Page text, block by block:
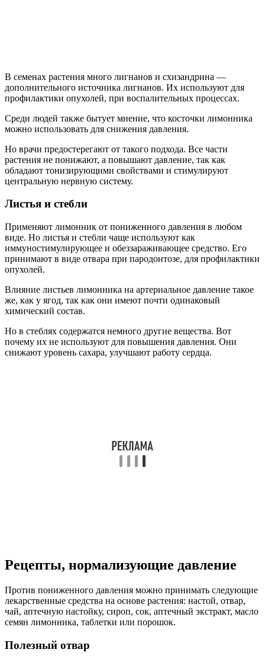
В семенах растения много лигнанов и схизандрина —
дополнительного источника лигнанов. Их используют для
профилактики опухолей, при воспалительных процессах.
Среди людей также бытует мнение, что косточки лимонника
можно использовать для снижения давления.
Но врачи предостерегают от такого подхода. Все части
растения не понижают, а повышают давление, так как
обладают тонизирующими свойствами и стимулируют
центральную нервную систему.
Листья и стебли
Применяют лимонник от пониженного давления в любом
виде. Но листья и стебли чаще используют как
иммуностимулирующее и обеззараживающее средство. Его
принимают в виде отвара при пародонтозе, для профилактики
опухолей.
Влияние листьев лимонника на артериальное давление такое
же, как у ягод, так как они имеют почти одинаковый
химический состав.
Но в стеблях содержатся немного другие вещества. Вот
почему их не используют для повышения давления. Они
снижают уровень сахара, улучшают работу сердца.
Рецепты, нормализующие давление
Против пониженного давления можно принимать следующие
лекарственные средства на основе растения: настой, отвар,
чай, аптечную настойку, сироп, сок, аптечный экстракт, масло
семян лимонника, таблетки или порошок.
Полезный отвар